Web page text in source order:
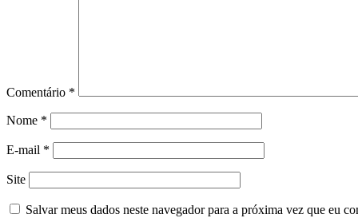
Comentário *
Nome *
E-mail *
Site
Salvar meus dados neste navegador para a próxima vez que eu